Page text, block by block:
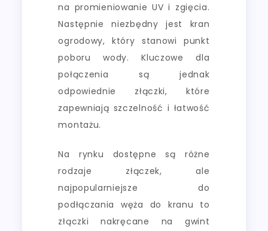
na promieniowanie UV i zgięcia.
Następnie niezbędny jest kran
ogrodowy, który stanowi punkt
poboru wody. Kluczowe dla
połączenia są jednak
odpowiednie złączki, które
zapewniają szczelność i łatwość
montażu.
Na rynku dostępne są różne
rodzaje złączek, ale
najpopularniejsze do
podłączania węża do kranu to
złączki nakręcane na gwint